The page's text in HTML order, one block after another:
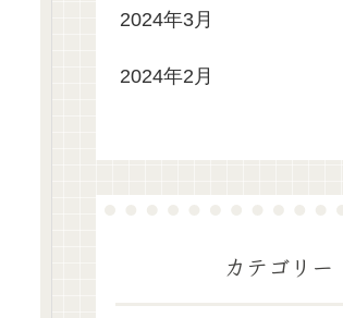
2024年3月
2024年2月
カテゴリー